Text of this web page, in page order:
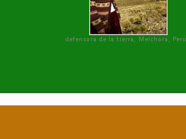
defensora de la tierra, Melchora, Perú